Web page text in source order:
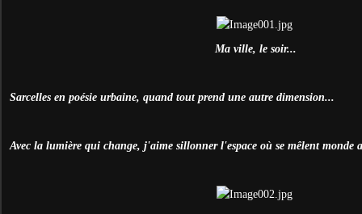
Ma ville, le soir...
Sarcelles en poésie urbaine, quand tout prend une autre dimension...
Avec la lumière qui change, j'aime sillonner l'espace où se mêlent monde